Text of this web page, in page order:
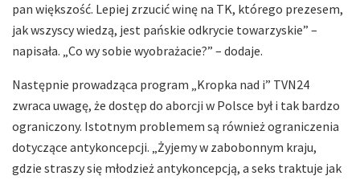
pan większość. Lepiej zrzucić winę na TK, którego prezesem,
jak wszyscy wiedzą, jest pańskie odkrycie towarzyskie” –
napisała. „Co wy sobie wyobrażacie?” – dodaje.
Następnie prowadząca program „Kropka nad i” TVN24
zwraca uwagę, że dostęp do aborcji w Polsce był i tak bardzo
ograniczony. Istotnym problemem są również ograniczenia
dotyczące antykoncepcji. „Żyjemy w zabobonnym kraju,
gdzie straszy się młodzież antykoncepcją, a seks traktuje jak